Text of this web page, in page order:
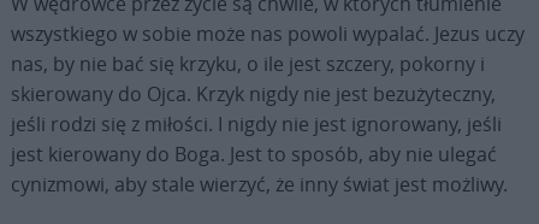
wszystkiego w sobie może nas powoli wypalać. Jezus uczy
nas, by nie bać się krzyku, o ile jest szczery, pokorny i
skierowany do Ojca. Krzyk nigdy nie jest bezużyteczny,
jeśli rodzi się z miłości. I nigdy nie jest ignorowany, jeśli
jest kierowany do Boga. Jest to sposób, aby nie ulegać
cynizmowi, aby stale wierzyć, że inny świat jest możliwy.